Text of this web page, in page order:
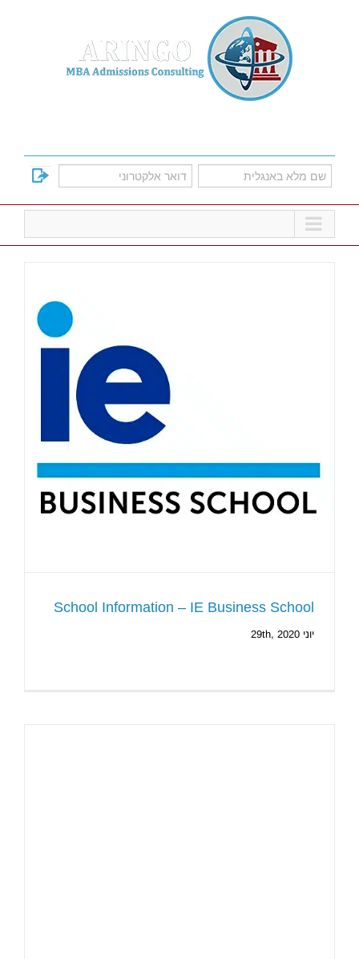
School Information – IE Business School
יוני 29th, 2020